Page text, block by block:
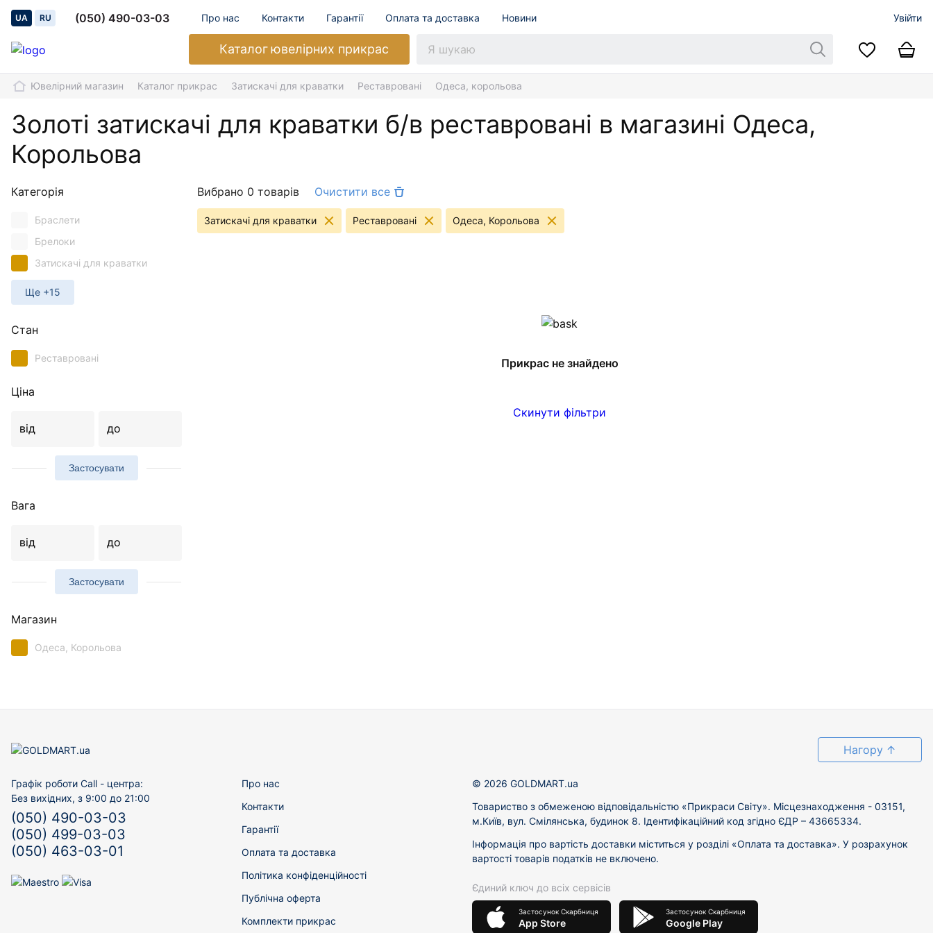
UA RU (050) 490-03-03 Про нас Контакти Гарантії Оплата та доставка Новини Увійти
Каталогювелірних прикрас
Ювелірний магазин Каталог прикрас Затискачі для краватки Реставровані Одеса, корольова
Золоті затискачі для краватки б/в реставровані в магазині Одеса,
Корольова
Вибрано 0 товарів Очистити все
Затискачі для краватки Реставровані Одеса, Корольова
Прикрас не знайдено
Скинути фільтри
Категорія
Браслети
Брелоки
Затискачі для краватки
Ще +15
Стан
Реставровані
Ціна
від до
Застосувати
Вага
від до
Застосувати
Магазин
Одеса, Корольова
Нагору ↑
Графік роботи Call - центра:
Без вихідних, з 9:00 до 21:00
(050) 490-03-03
(050) 499-03-03
(050) 463-03-01
Про нас
Контакти
Гарантії
Оплата та доставка
Політика конфіденційності
Публічна оферта
Комплекти прикрас
© 2026 GOLDMART.ua
Товариство з обмеженою відповідальністю «Прикраси Світу». Місцезнаходження - 03151,
м.Київ, вул. Смілянська, будинок 8. Ідентифікаційний код згідно ЄДР – 43665334.
Інформація про вартість доставки міститься у розділі «Оплата та доставка». У розрахунок
вартості товарів податків не включено.
Єдиний ключ до всіх сервісів
Застосунок Скарбниця
App Store
Застосунок Скарбниця
Google Play